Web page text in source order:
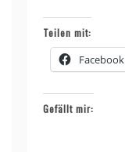
Teilen mit:
Facebook
Gefällt mir: